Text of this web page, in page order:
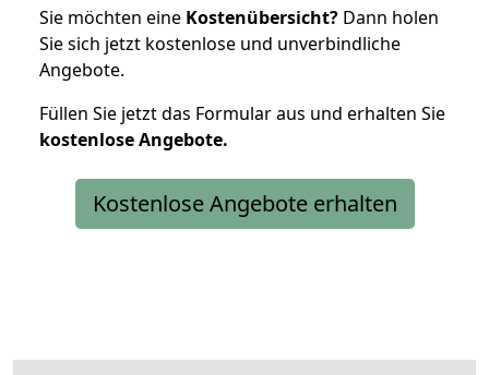
Sie möchten eine Kostenübersicht? Dann holen
Sie sich jetzt kostenlose und unverbindliche
Angebote.
Füllen Sie jetzt das Formular aus und erhalten Sie
kostenloseAngebote.
Kostenlose Angebote erhalten